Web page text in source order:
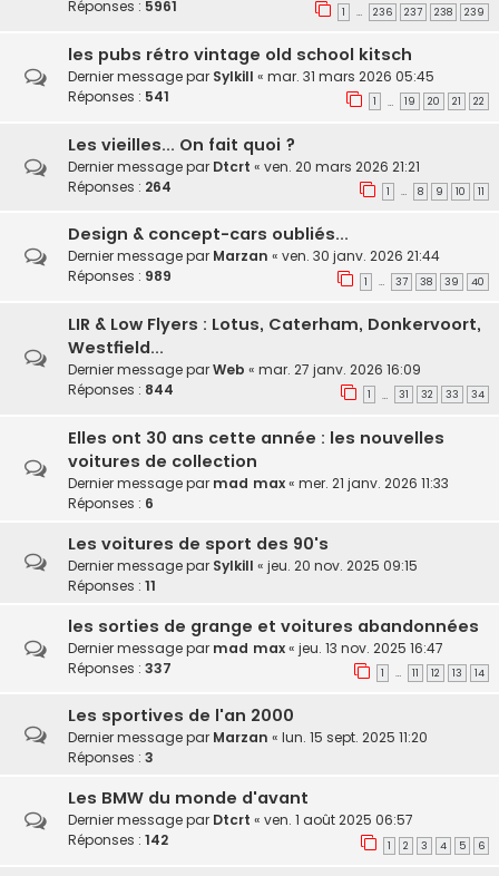
Réponses : 5961 1 … 236 237 238 239
les pubs rétro vintage old school kitsch
Dernier message par Sylkill « mar. 31 mars 2026 05:45
Réponses : 541 1 … 19 20 21 22
Les vieilles... On fait quoi ?
Dernier message par Dtcrt « ven. 20 mars 2026 21:21
Réponses : 264 1 … 8 9 10 11
Design & concept-cars oubliés...
Dernier message par Marzan « ven. 30 janv. 2026 21:44
Réponses : 989 1 … 37 38 39 40
LIR & Low Flyers : Lotus, Caterham, Donkervoort,
Westfield...
Dernier message parWeb « mar. 27 janv. 2026 16:09
Réponses : 844 1 … 31 32 33 34
Elles ont 30 ans cette année : les nouvelles
voitures de collection
Dernier message par mad max« mer. 21 janv. 2026 11:33
Réponses : 6
Les voitures de sport des 90's
Dernier message par Sylkill « jeu. 20 nov. 2025 09:15
Réponses : 11
les sorties de grange et voitures abandonnées
Dernier message par mad max« jeu. 13 nov. 2025 16:47
Réponses : 337 1 … 11 12 13 14
Les sportives de l'an 2000
Dernier message par Marzan « lun. 15 sept. 2025 11:20
Réponses : 3
Les BMW du monde d'avant
Dernier message par Dtcrt « ven. 1 août 2025 06:57
Réponses : 142 1 2 3 4 5 6